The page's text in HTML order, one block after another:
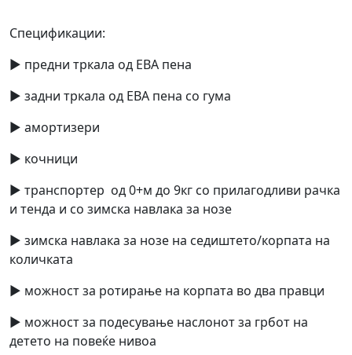
Спецификaции:
► предни тркала од ЕВА пена
► задни тркала од ЕВА пена со гума
► амортизери
► кочници
► транспортер од 0+м до 9кг со прилагодливи рачка
и тенда и со зимска навлака за нозе
► зимска навлака за нозе на седиштето/корпата на
количката
► можност за ротирање на корпата во два правци
► можност за подесување наслонот за грбот на
детето на повеќе нивоа